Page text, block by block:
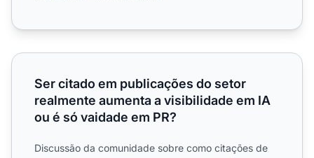
Ser citado em publicações do setor realmente aumenta a
Ser citado em publicações do setor
realmente aumenta a visibilidade em IA
ou é só vaidade em PR?
Discussão da comunidade sobre como citações de